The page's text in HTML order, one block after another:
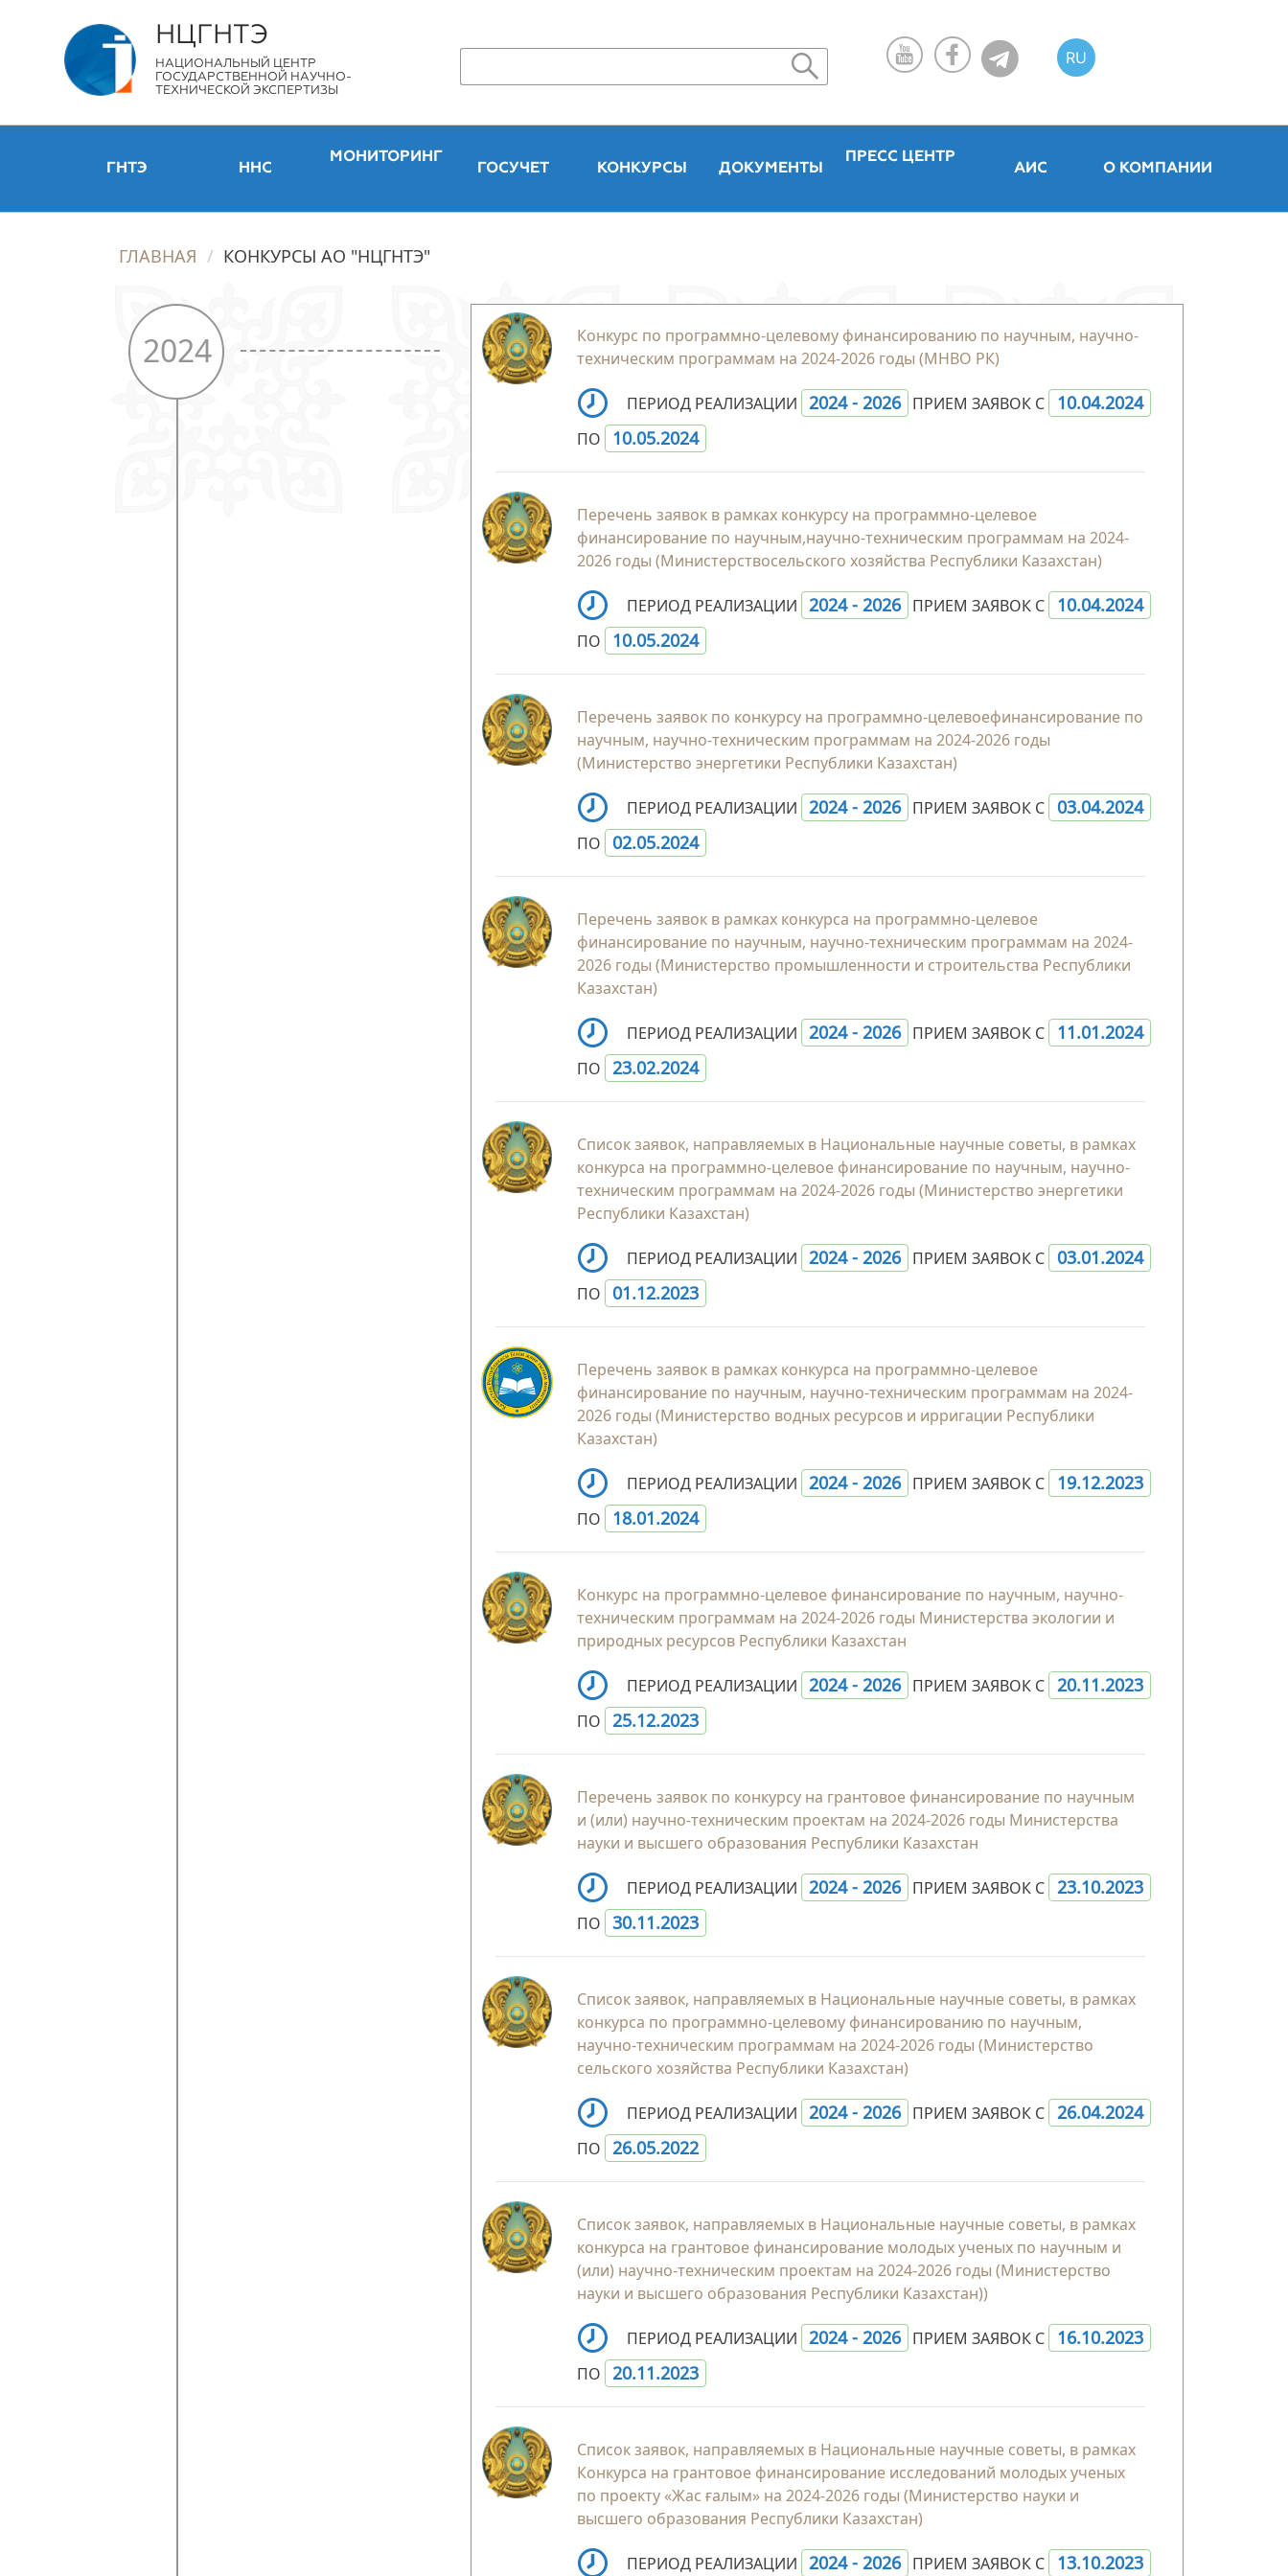
НЦГНТЭ
НАЦИОНАЛЬНЫЙ ЦЕНТР
ГОСУДАРСТВЕННОЙ НАУЧНО-
ТЕХНИЧЕСКОЙ ЭКСПЕРТИЗЫ
RU
ГНТЭ ННС
МОНИТОРИНГ
ГОСУЧЕТ КОНКУРСЫ ДОКУМЕНТЫ
ПРЕСС ЦЕНТР
АИС О КОМПАНИИ
ГЛАВНАЯ КОНКУРСЫ АО "НЦГНТЭ"
2024
Конкурс по программно-целевому финансированию по научным, научно-
техническим программам на 2024-2026 годы (МНВО РК)
ПЕРИОД РЕАЛИЗАЦИИ 2024 - 2026 ПРИЕМ ЗАЯВОК С 10.04.2024
ПО 10.05.2024
Перечень заявок в рамках конкурсу на программно-целевое
финансирование по научным,научно-техническим программам на 2024-
2026 годы (Министерствосельского хозяйства Республики Казахстан)
ПЕРИОД РЕАЛИЗАЦИИ 2024 - 2026 ПРИЕМ ЗАЯВОК С 10.04.2024
ПО 10.05.2024
Перечень заявок по конкурсу на программно-целевоефинансирование по
научным, научно-техническим программам на 2024-2026 годы
(Министерство энергетики Республики Казахстан)
ПЕРИОД РЕАЛИЗАЦИИ 2024 - 2026 ПРИЕМ ЗАЯВОК С 03.04.2024
ПО 02.05.2024
Перечень заявок в рамках конкурса на программно-целевое
финансирование по научным, научно-техническим программам на 2024-
2026 годы (Министерство промышленности и строительства Республики
Казахстан)
ПЕРИОД РЕАЛИЗАЦИИ 2024 - 2026 ПРИЕМ ЗАЯВОК С 11.01.2024
ПО 23.02.2024
Список заявок, направляемых в Национальные научные советы, в рамках
конкурса на программно-целевое финансирование по научным, научно-
техническим программам на 2024-2026 годы (Министерство энергетики
Республики Казахстан)
ПЕРИОД РЕАЛИЗАЦИИ 2024 - 2026 ПРИЕМ ЗАЯВОК С 03.01.2024
ПО 01.12.2023
Перечень заявок в рамках конкурса на программно-целевое
финансирование по научным, научно-техническим программам на 2024-
2026 годы (Министерство водных ресурсов и ирригации Республики
Казахстан)
ПЕРИОД РЕАЛИЗАЦИИ 2024 - 2026 ПРИЕМ ЗАЯВОК С 19.12.2023
ПО 18.01.2024
Конкурс на программно-целевое финансирование по научным, научно-
техническим программам на 2024-2026 годы Министерства экологии и
природных ресурсов Республики Казахстан
ПЕРИОД РЕАЛИЗАЦИИ 2024 - 2026 ПРИЕМ ЗАЯВОК С 20.11.2023
ПО 25.12.2023
Перечень заявок по конкурсу на грантовое финансирование по научным
и (или) научно-техническим проектам на 2024-2026 годы Министерства
науки и высшего образования Республики Казахстан
ПЕРИОД РЕАЛИЗАЦИИ 2024 - 2026 ПРИЕМ ЗАЯВОК С 23.10.2023
ПО 30.11.2023
Список заявок, направляемых в Национальные научные советы, в рамках
конкурса по программно-целевому финансированию по научным,
научно-техническим программам на 2024-2026 годы (Министерство
сельского хозяйства Республики Казахстан)
ПЕРИОД РЕАЛИЗАЦИИ 2024 - 2026 ПРИЕМ ЗАЯВОК С 26.04.2024
ПО 26.05.2022
Список заявок, направляемых в Национальные научные советы, в рамках
конкурса на грантовое финансирование молодых ученых по научным и
(или) научно-техническим проектам на 2024-2026 годы (Министерство
науки и высшего образования Республики Казахстан))
ПЕРИОД РЕАЛИЗАЦИИ 2024 - 2026 ПРИЕМ ЗАЯВОК С 16.10.2023
ПО 20.11.2023
Список заявок, направляемых в Национальные научные советы, в рамках
Конкурса на грантовое финансирование исследований молодых ученых
по проекту «Жас ғалым» на 2024-2026 годы (Министерство науки и
высшего образования Республики Казахстан)
ПЕРИОД РЕАЛИЗАЦИИ 2024 - 2026 ПРИЕМ ЗАЯВОК С 13.10.2023